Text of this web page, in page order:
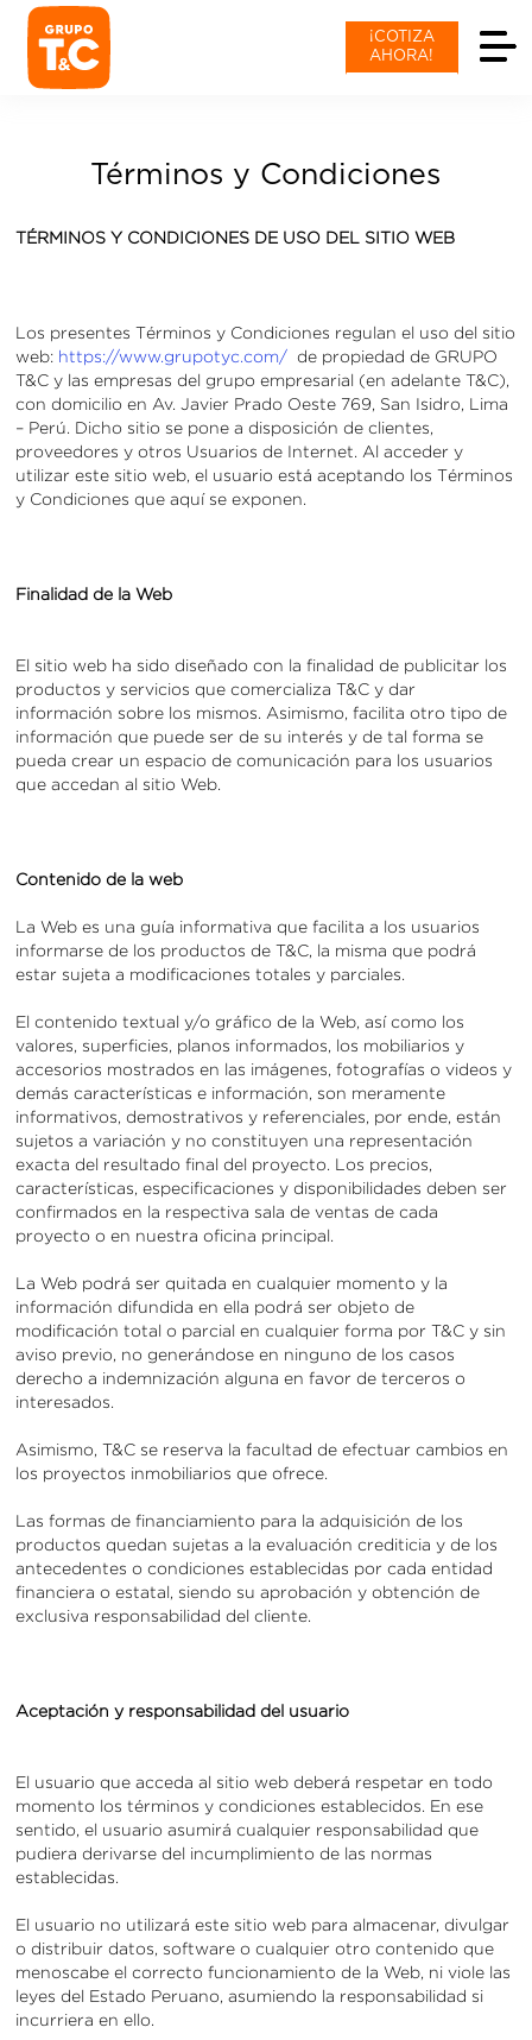
¡COTIZA
AHORA!
Términos y Condiciones
TÉRMINOS Y CONDICIONES DE USO DEL SITIO WEB
Los presentes Términos y Condiciones regulan el uso del sitio
web: https://www.grupotyc.com/ de propiedad de GRUPO
T&C y las empresas del grupo empresarial (en adelante T&C),
con domicilio en Av. Javier Prado Oeste 769, San Isidro, Lima
– Perú. Dicho sitio se pone a disposición de clientes,
proveedores y otros Usuarios de Internet. Al acceder y
utilizar este sitio web, el usuario está aceptando los Términos
y Condiciones que aquí se exponen.
Finalidad de la Web
El sitio web ha sido diseñado con la finalidad de publicitar los
productos y servicios que comercializa T&C y dar
información sobre los mismos. Asimismo, facilita otro tipo de
información que puede ser de su interés y de tal forma se
pueda crear un espacio de comunicación para los usuarios
que accedan al sitio Web.
Contenido de la web
La Web es una guía informativa que facilita a los usuarios
informarse de los productos de T&C, la misma que podrá
estar sujeta a modificaciones totales y parciales.
El contenido textual y/o gráfico de la Web, así como los
valores, superficies, planos informados, los mobiliarios y
accesorios mostrados en las imágenes, fotografías o videos y
demás características e información, son meramente
informativos, demostrativos y referenciales, por ende, están
sujetos a variación y no constituyen una representación
exacta del resultado final del proyecto. Los precios,
características, especificaciones y disponibilidades deben ser
confirmados en la respectiva sala de ventas de cada
proyecto o en nuestra oficina principal.
La Web podrá ser quitada en cualquier momento y la
información difundida en ella podrá ser objeto de
modificación total o parcial en cualquier forma por T&C y sin
aviso previo, no generándose en ninguno de los casos
derecho a indemnización alguna en favor de terceros o
interesados.
Asimismo, T&C se reserva la facultad de efectuar cambios en
los proyectos inmobiliarios que ofrece.
Las formas de financiamiento para la adquisición de los
productos quedan sujetas a la evaluación crediticia y de los
antecedentes o condiciones establecidas por cada entidad
financiera o estatal, siendo su aprobación y obtención de
exclusiva responsabilidad del cliente.
Aceptación y responsabilidad del usuario
El usuario que acceda al sitio web deberá respetar en todo
momento los términos y condiciones establecidos. En ese
sentido, el usuario asumirá cualquier responsabilidad que
pudiera derivarse del incumplimiento de las normas
establecidas.
El usuario no utilizará este sitio web para almacenar, divulgar
o distribuir datos, software o cualquier otro contenido que
menoscabe el correcto funcionamiento de la Web, ni viole las
leyes del Estado Peruano, asumiendo la responsabilidad si
incurriera en ello.